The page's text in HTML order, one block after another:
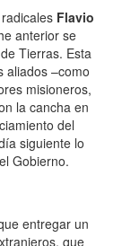
Flavio
anterior se
Tierras. Esta
aliados –como
misioneros,
la cancha en
del
siguiente lo
Gobierno.
entregar un
que